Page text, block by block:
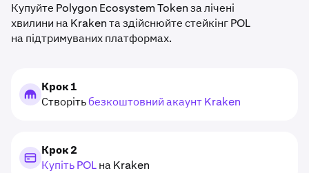
Купуйте Polygon Ecosystem Token за лічені
хвилини на Kraken та здійснюйте стейкінг POL
на підтримуваних платформах.
Крок 1
Створітьбезкоштовний акаунт Kraken
Крок 2
Купіть POLна Kraken